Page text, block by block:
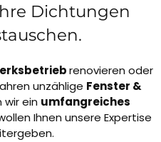
Dichtungen
renovieren oder
unzählige Fenster &
wir ein umfangreiches
Ihnen unsere Expertise